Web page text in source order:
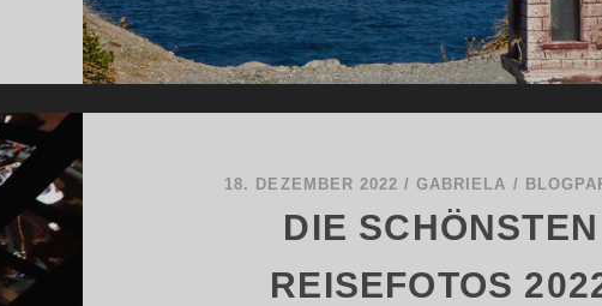
18. DEZEMBER 2022 /GABRIELA /
DIE SCHÖNSTEN
REISEFOTOS